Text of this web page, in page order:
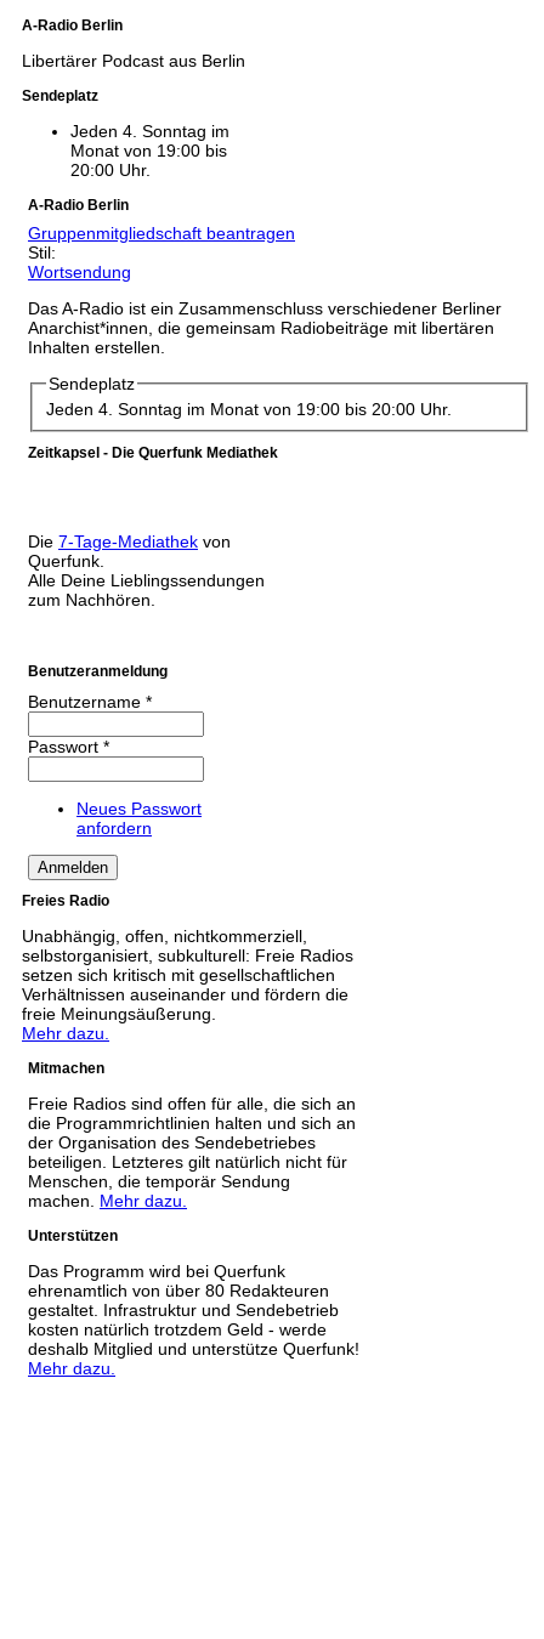
A-Radio Berlin
Libertärer Podcast aus Berlin
Sendeplatz
Jeden 4. Sonntag im
Monat von 19:00 bis
20:00 Uhr.
A-Radio Berlin
Gruppenmitgliedschaft beantragen
Stil:
Wortsendung
Das A-Radio ist ein Zusammenschluss verschiedener Berliner
Anarchist*innen, die gemeinsam Radiobeiträge mit libertären
Inhalten erstellen.
Sendeplatz
Jeden 4. Sonntag im Monat von 19:00 bis 20:00 Uhr.
Zeitkapsel - Die Querfunk Mediathek
Die 7-Tage-Mediathek von
Querfunk.
Alle Deine Lieblingssendungen
zum Nachhören.
Benutzeranmeldung
Benutzername *
Passwort *
Neues Passwort
anfordern
Freies Radio
Unabhängig, offen, nichtkommerziell,
selbstorganisiert, subkulturell: Freie Radios
setzen sich kritisch mit gesellschaftlichen
Verhältnissen auseinander und fördern die
freie Meinungsäußerung.
Mehr dazu.
Mitmachen
Freie Radios sind offen für alle, die sich an
die Programmrichtlinien halten und sich an
der Organisation des Sendebetriebes
beteiligen. Letzteres gilt natürlich nicht für
Menschen, die temporär Sendung
machen. Mehr dazu.
Unterstützen
Das Programm wird bei Querfunk
ehrenamtlich von über 80 Redakteuren
gestaltet. Infrastruktur und Sendebetrieb
kosten natürlich trotzdem Geld - werde
deshalb Mitglied und unterstütze Querfunk!
Mehr dazu.